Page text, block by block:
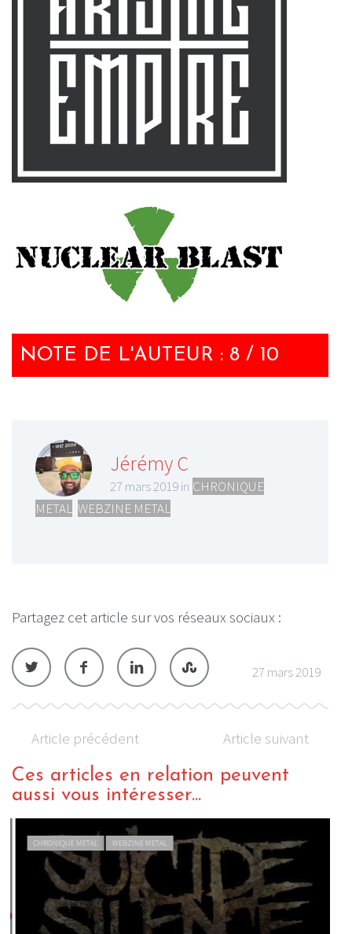
NOTE DE L'AUTEUR : 8 / 10
Jérémy C
27 mars 2019 in CHRONIQUE
METAL WEBZINE METAL
Partagez cet article sur vos réseaux sociaux :
27 mars 2019
Article précédent Article suivant
Ces articles en relation peuvent
aussi vous intéresser...
CHRONIQUE METAL WEBZINE METAL